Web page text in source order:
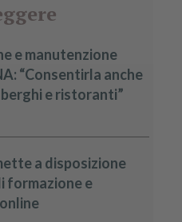
e manutenzione
“Consentirla anche
e ristoranti”
a disposizione
formazione e